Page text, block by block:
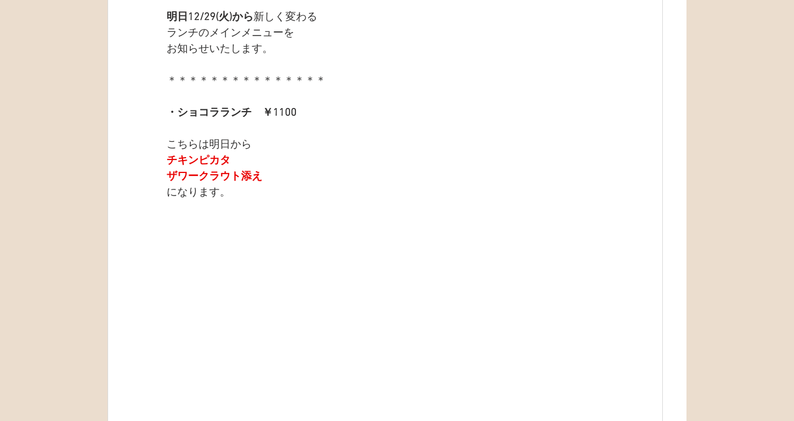
明日12/29(火)から新しく変わる
ランチのメインメニューを
お知らせいたします。
＊＊＊＊＊＊＊＊＊＊＊＊＊＊＊
・ショコラランチ　￥1100
こちらは明日から
チキンピカタ
ザワークラウト添え
になります。